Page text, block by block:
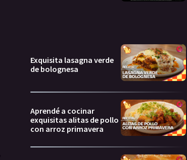
Exquisita lasagna verde
de bolognesa
Aprendé a cocinar
exquisitas alitas de pollo
con arroz primavera